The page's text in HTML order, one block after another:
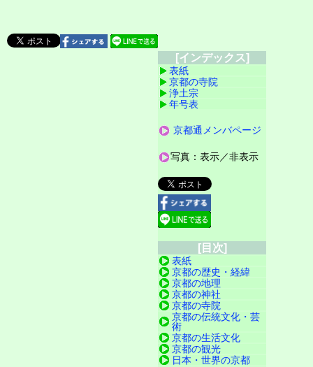
[インデックス]
表紙
京都の寺院
浄土宗
年号表
京都通メンバページ
写真：表示／非表示
[目次]
表紙
京都の歴史・経緯
京都の地理
京都の神社
京都の寺院
京都の伝統文化・芸
術
京都の生活文化
京都の観光
日本・世界の京都